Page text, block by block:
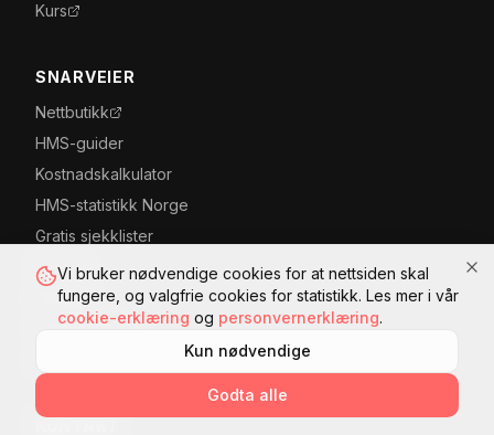
Kurs
SNARVEIER
Nettbutikk
HMS-guider
Kostnadskalkulator
HMS-statistikk Norge
Gratis sjekklister
Om oss
Kontakt
Kursportal
Vi bruker nødvendige cookies for at nettsiden skal
fungere, og valgfrie cookies for statistikk. Les mer i vår
cookie-erklæring og personvernerklæring.
Kun nødvendige
Godta alle